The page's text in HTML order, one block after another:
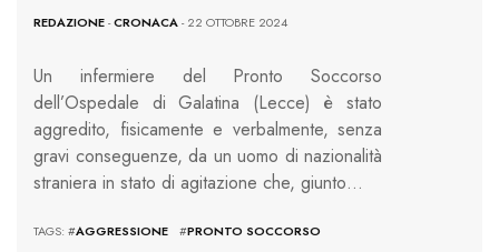
REDAZIONE-CRONACA- 22 OTTOBRE 2024
Un infermiere del Pronto Soccorso
dell’Ospedale di Galatina (Lecce) è stato
aggredito, fisicamente e verbalmente, senza
gravi conseguenze, da un uomo di nazionalità
straniera in stato di agitazione che, giunto…
TAGS: #AGGRESSIONE #PRONTO SOCCORSO